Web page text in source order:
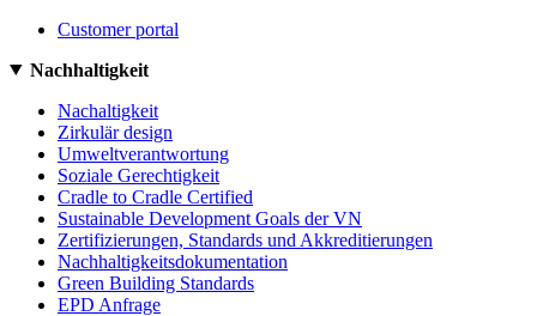
Customer portal
Nachhaltigkeit
Nachaltigkeit
Zirkulär design
Umweltverantwortung
Soziale Gerechtigkeit
Cradle to Cradle Certified
Sustainable Development Goals der VN
Zertifizierungen, Standards und Akkreditierungen
Nachhaltigkeitsdokumentation
Green Building Standards
EPD Anfrage